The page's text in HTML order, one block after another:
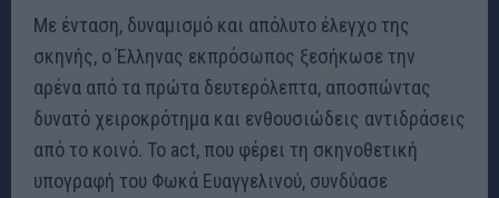
Με ένταση, δυναμισμό και απόλυτο έλεγχο της
σκηνής, ο Έλληνας εκπρόσωπος ξεσήκωσε την
αρένα από τα πρώτα δευτερόλεπτα, αποσπώντας
δυνατό χειροκρότημα και ενθουσιώδεις αντιδράσεις
από το κοινό. Το act, που φέρει τη σκηνοθετική
υπογραφή του Φωκά Ευαγγελινού, συνδύασε